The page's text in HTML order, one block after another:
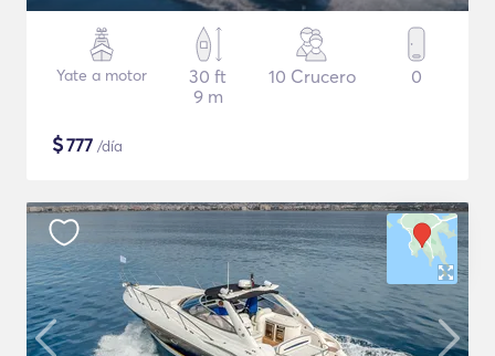
Yate a motor
30 ft
9 m
10 Crucero 0
$777 /día